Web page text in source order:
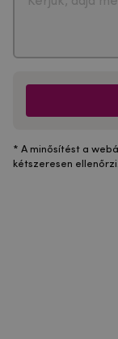
* A minősítést a
kétszeresen ellenőrzi.